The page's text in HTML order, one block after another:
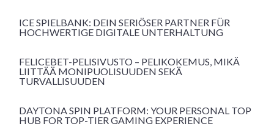
ICE SPIELBANK: DEIN SERIÖSER PARTNER FÜR
HOCHWERTIGE DIGITALE UNTERHALTUNG
FELICEBET-PELISIVUSTO – PELIKOKEMUS, MIKÄ
LIITTÄÄ MONIPUOLISUUDEN SEKÄ
TURVALLISUUDEN
DAYTONA SPIN PLATFORM: YOUR PERSONAL TOP
HUB FOR TOP-TIER GAMING EXPERIENCE